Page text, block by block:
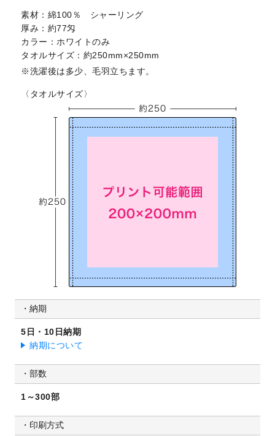
素材：綿100％ シャーリング
厚み：約77匁
カラー：ホワイトのみ
タオルサイズ：約250mm×250mm
洗濯後は多少、毛羽立ちます。
〈タオルサイズ〉
納期
5日・10日納期
納期について
部数
1～300部
印刷方式